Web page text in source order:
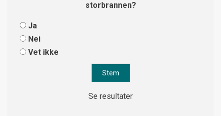
storbrannen?
Ja
Nei
Vet ikke
Se resultater